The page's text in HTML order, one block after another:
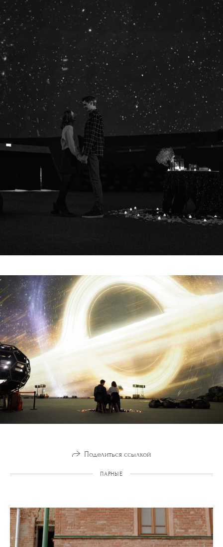
Поделиться ссылкой
ПАРНЫЕ